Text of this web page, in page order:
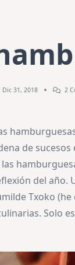
Dic 31, 2018 2
de
del año.
Txoko
Solo